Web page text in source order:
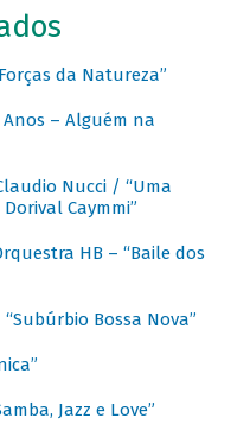
da Natureza”
– Alguém na
Nucci / “Uma
Caymmi”
HB – “Baile dos
Bossa Nova”
Jazz e Love”